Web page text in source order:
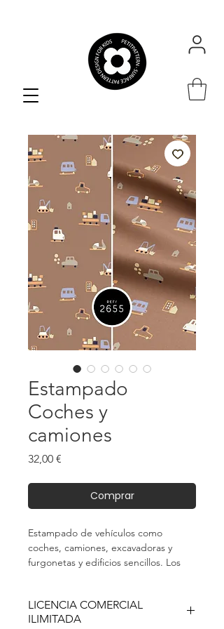
Estampado
Coches y
camiones
32,00 €
Comprar
Estampado de vehículos como
coches, camiones, excavadoras y
furgonetas y edificios sencillos. Los
lavanda.
LICENCIA COMERCIAL
ILIMITADA